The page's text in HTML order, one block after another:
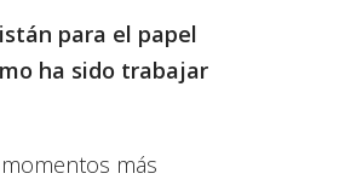
para el papel
ha sido trabajar
más